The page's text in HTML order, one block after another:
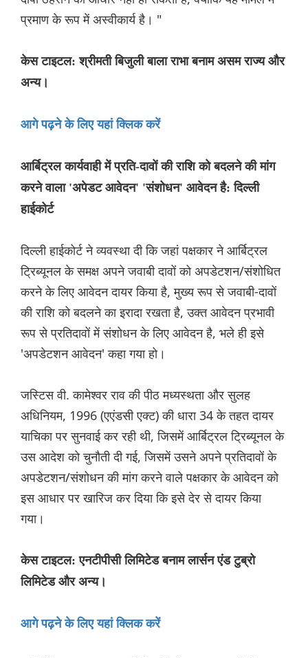
प्रमाण के रूप में अस्वीकार्य है। "
केस टाइटल: श्रीमती बिजुली बाला राभा बनाम असम राज्य और
अन्य।
आगे पढ़ने के लिए यहां क्लिक करें
आर्बिट्रल कार्यवाही में प्रति-दावों की राशि को बदलने की मांग
करने वाला 'अपेडट आवेदन' 'संशोधन' आवेदन है: दिल्ली
हाईकोर्ट
दिल्ली हाईकोर्ट ने व्यवस्था दी कि जहां पक्षकार ने आर्बिट्रल
ट्रिब्यूनल के समक्ष अपने जवाबी दावों को अपडेटशन/संशोधित
करने के लिए आवेदन दायर किया है, मुख्य रूप से जवाबी-दावों
की राशि को बदलने का इरादा रखता है, उक्त आवेदन प्रभावी
रूप से प्रतिदावों में संशोधन के लिए आवेदन है, भले ही इसे
'अपडेटशन आवेदन' कहा गया हो।
जस्टिस वी. कामेश्वर राव की पीठ मध्यस्थता और सुलह
अधिनियम, 1996 (एएंडसी एक्ट) की धारा 34 के तहत दायर
याचिका पर सुनवाई कर रही थी, जिसमें आर्बिट्रल ट्रिब्यूनल के
उस आदेश को चुनौती दी गई, जिसमें उसने अपने प्रतिदावों के
अपडेटशन/संशोधन की मांग करने वाले पक्षकार के आवेदन को
इस आधार पर खारिज कर दिया कि इसे देर से दायर किया
गया।
केस टाइटल: एनटीपीसी लिमिटेड बनाम लार्सन एंड टुब्रो
लिमिटेड और अन्य।
आगे पढ़ने के लिए यहां क्लिक करें